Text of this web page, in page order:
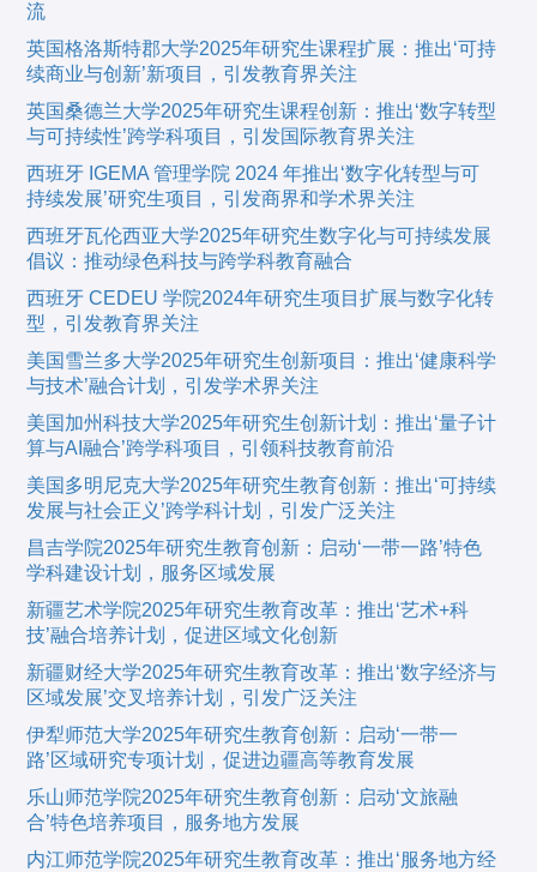
流
英国格洛斯特郡大学2025年研究生课程扩展：推出‘可持
续商业与创新’新项目，引发教育界关注
英国桑德兰大学2025年研究生课程创新：推出‘数字转型
与可持续性’跨学科项目，引发国际教育界关注
西班牙 IGEMA 管理学院 2024 年推出‘数字化转型与可
持续发展’研究生项目，引发商界和学术界关注
西班牙瓦伦西亚大学2025年研究生数字化与可持续发展
倡议：推动绿色科技与跨学科教育融合
西班牙 CEDEU 学院2024年研究生项目扩展与数字化转
型，引发教育界关注
美国雪兰多大学2025年研究生创新项目：推出‘健康科学
与技术’融合计划，引发学术界关注
美国加州科技大学2025年研究生创新计划：推出‘量子计
算与AI融合’跨学科项目，引领科技教育前沿
美国多明尼克大学2025年研究生教育创新：推出‘可持续
发展与社会正义’跨学科计划，引发广泛关注
昌吉学院2025年研究生教育创新：启动‘一带一路’特色
学科建设计划，服务区域发展
新疆艺术学院2025年研究生教育改革：推出‘艺术+科
技’融合培养计划，促进区域文化创新
新疆财经大学2025年研究生教育改革：推出‘数字经济与
区域发展’交叉培养计划，引发广泛关注
伊犁师范大学2025年研究生教育创新：启动‘一带一
路’区域研究专项计划，促进边疆高等教育发展
乐山师范学院2025年研究生教育创新：启动‘文旅融
合’特色培养项目，服务地方发展
内江师范学院2025年研究生教育改革：推出‘服务地方经